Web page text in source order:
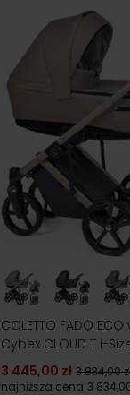
COLETTO FADO
Cybex CLOUD T i-
3 445,00 zł 3 834,00
najniższa cena 3